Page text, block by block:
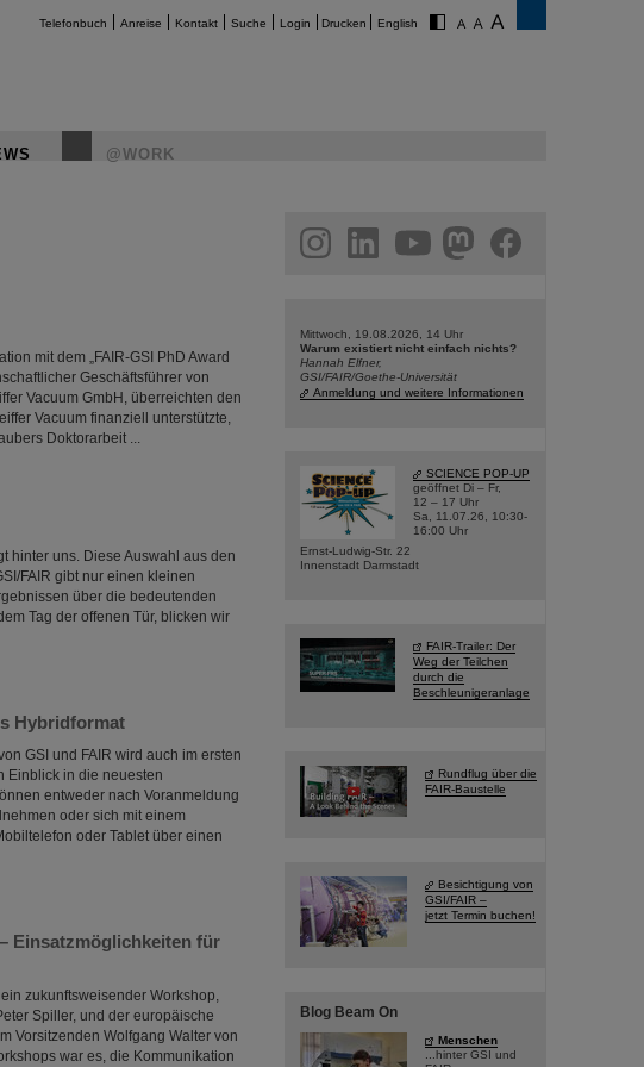
Telefonbuch Anreise Kontakt Suche Login Drucken English
@WORK
mit dem „FAIR-GSI PhD Award
Geschäftsführer von
Vacuum GmbH, überreichten den
Vacuum finanziell unterstützte,
Doktorarbeit ...
hinter uns. Diese Auswahl aus den
FAIR gibt nur einen kleinen
über die bedeutenden
Tag der offenen Tür, blicken wir
Hybridformat
GSI und FAIR wird auch im ersten
Einblick in die neuesten
entweder nach Voranmeldung
oder sich mit einem
oder Tablet über einen
Einsatzmöglichkeiten für
zukunftsweisender Workshop,
Spiller, und der europäische
Vorsitzenden Wolfgang Walter von
war es, die Kommunikation
facebook
Mittwoch, 19.08.2026, 14 Uhr
Warum existiert nicht einfach nichts?
Hannah Elfner,
GSI/FAIR/Goethe-Universität
Anmeldung und weitere Informationen
SCIENCE POP-UP
geöffnet Di – Fr,
12 – 17 Uhr
Sa, 11.07.26, 10:30-
16:00 Uhr
Ernst-Ludwig-Str. 22
Innenstadt Darmstadt
FAIR-Trailer: Der
Weg der Teilchen
durch die
Beschleunigeranlage
Rundflug über die
FAIR-Baustelle
Besichtigung von
GSI/FAIR –
jetzt Termin buchen!
Blog Beam On
Menschen
...hinter GSI und